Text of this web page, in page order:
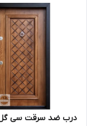
درب ضد سرقت سی